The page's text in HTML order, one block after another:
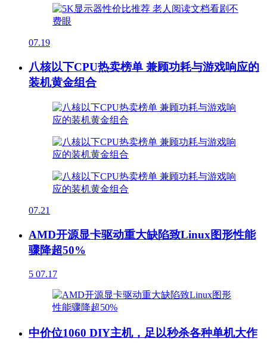
07.19
八核以下CPU热卖榜单 兼顾功耗与游戏响应的
装机黄金组合
07.21
AMD开源显卡驱动重大缺陷致Linux图形性能
骤降超50%
5 07.17
中价位1060 DIY主机，足以秒杀各种单机大作